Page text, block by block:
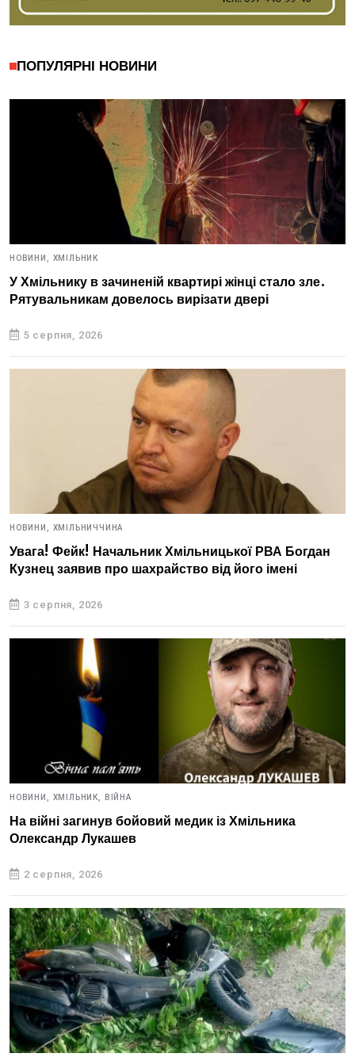
ПОПУЛЯРНІ НОВИНИ
НОВИНИ, ХМІЛЬНИК
У Хмільнику в зачиненій квартирі жінці стало зле.
Рятувальникам довелось вирізати двері
5 серпня, 2026
НОВИНИ, ХМІЛЬНИЧЧИНА
Увага! Фейк! Начальник Хмільницької РВА Богдан
Кузнец заявив про шахрайство від його імені
3 серпня, 2026
НОВИНИ, ХМІЛЬНИК, ВІЙНА
На війні загинув бойовий медик із Хмільника
Олександр Лукашев
2 серпня, 2026